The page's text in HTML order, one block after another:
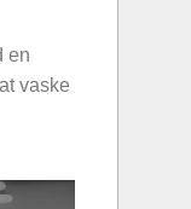
en
vaske